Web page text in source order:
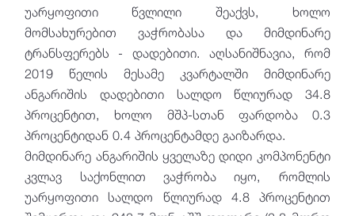
უარყოფითი წვლილი შეაქვს, ხოლო
მომსახურებით ვაჭრობასა და მიმდინარე
ტრანსფერებს - დადებითი. აღსანიშნავია, რომ
2019 წელის მესამე კვარტალში მიმდინარე
ანგარიშის დადებითი სალდო წლიურად 34.8
პროცენტით, ხოლო მშპ-სთან ფარდობა 0.3
პროცენტიდან 0.4 პროცენტამდე გაიზარდა.
მიმდინარე ანგარიშის ყველაზე დიდი კომპონენტი
კვლავ საქონლით ვაჭრობა იყო, რომლის
უარყოფითი სალდო წლიურად 4.8 პროცენტით